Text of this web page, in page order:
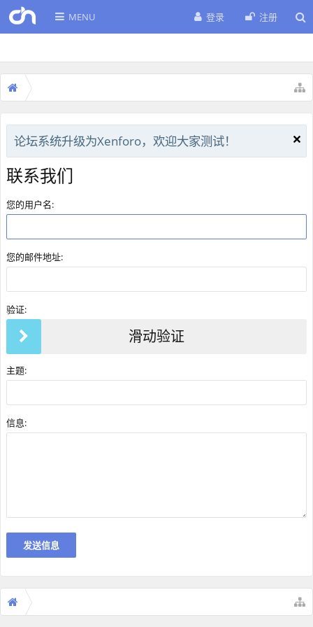
MENU 登录 注册
论坛系统升级为Xenforo，欢迎大家测试！
联系我们
您的用户名:
您的邮件地址:
验证:
滑动验证
主题:
信息: